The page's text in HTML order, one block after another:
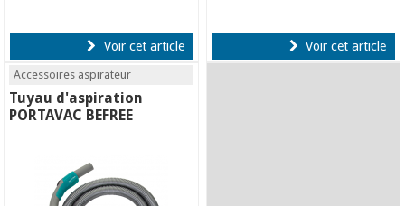
Voir cet article Voir cet article
Accessoires aspirateur
Tuyau d'aspiration
PORTAVAC BEFREE